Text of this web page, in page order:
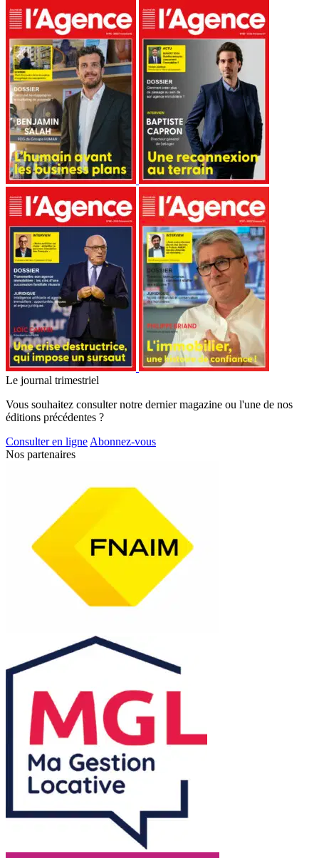
Le journal trimestriel
Vous souhaitez consulter notre dernier magazine ou l'une de nos
éditions précédentes ?
Consulter en ligne Abonnez-vous
Nos partenaires